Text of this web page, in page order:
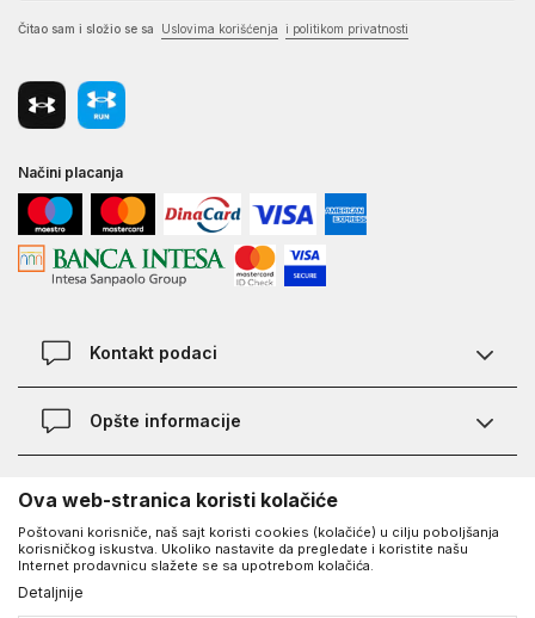
Čitao sam i složio se sa Uslovima korišćenja i politikom privatnosti
Načini placanja
Kontakt podaci
Chat
Opšte informacije
Najčešća pitanja
Kako kupiti
Načini plaćanja
O Under Armour-u
O nama - priča o UA
UA Social
Facebook
Ova web-stranica koristi kolačiće
Poštovani korisniče, naš sajt koristi cookies (kolačiće) u cilju poboljšanja
korisničkog iskustva. Ukoliko nastavite da pregledate i koristite našu
Internet prodavnicu slažete se sa upotrebom kolačića.
Detaljnije